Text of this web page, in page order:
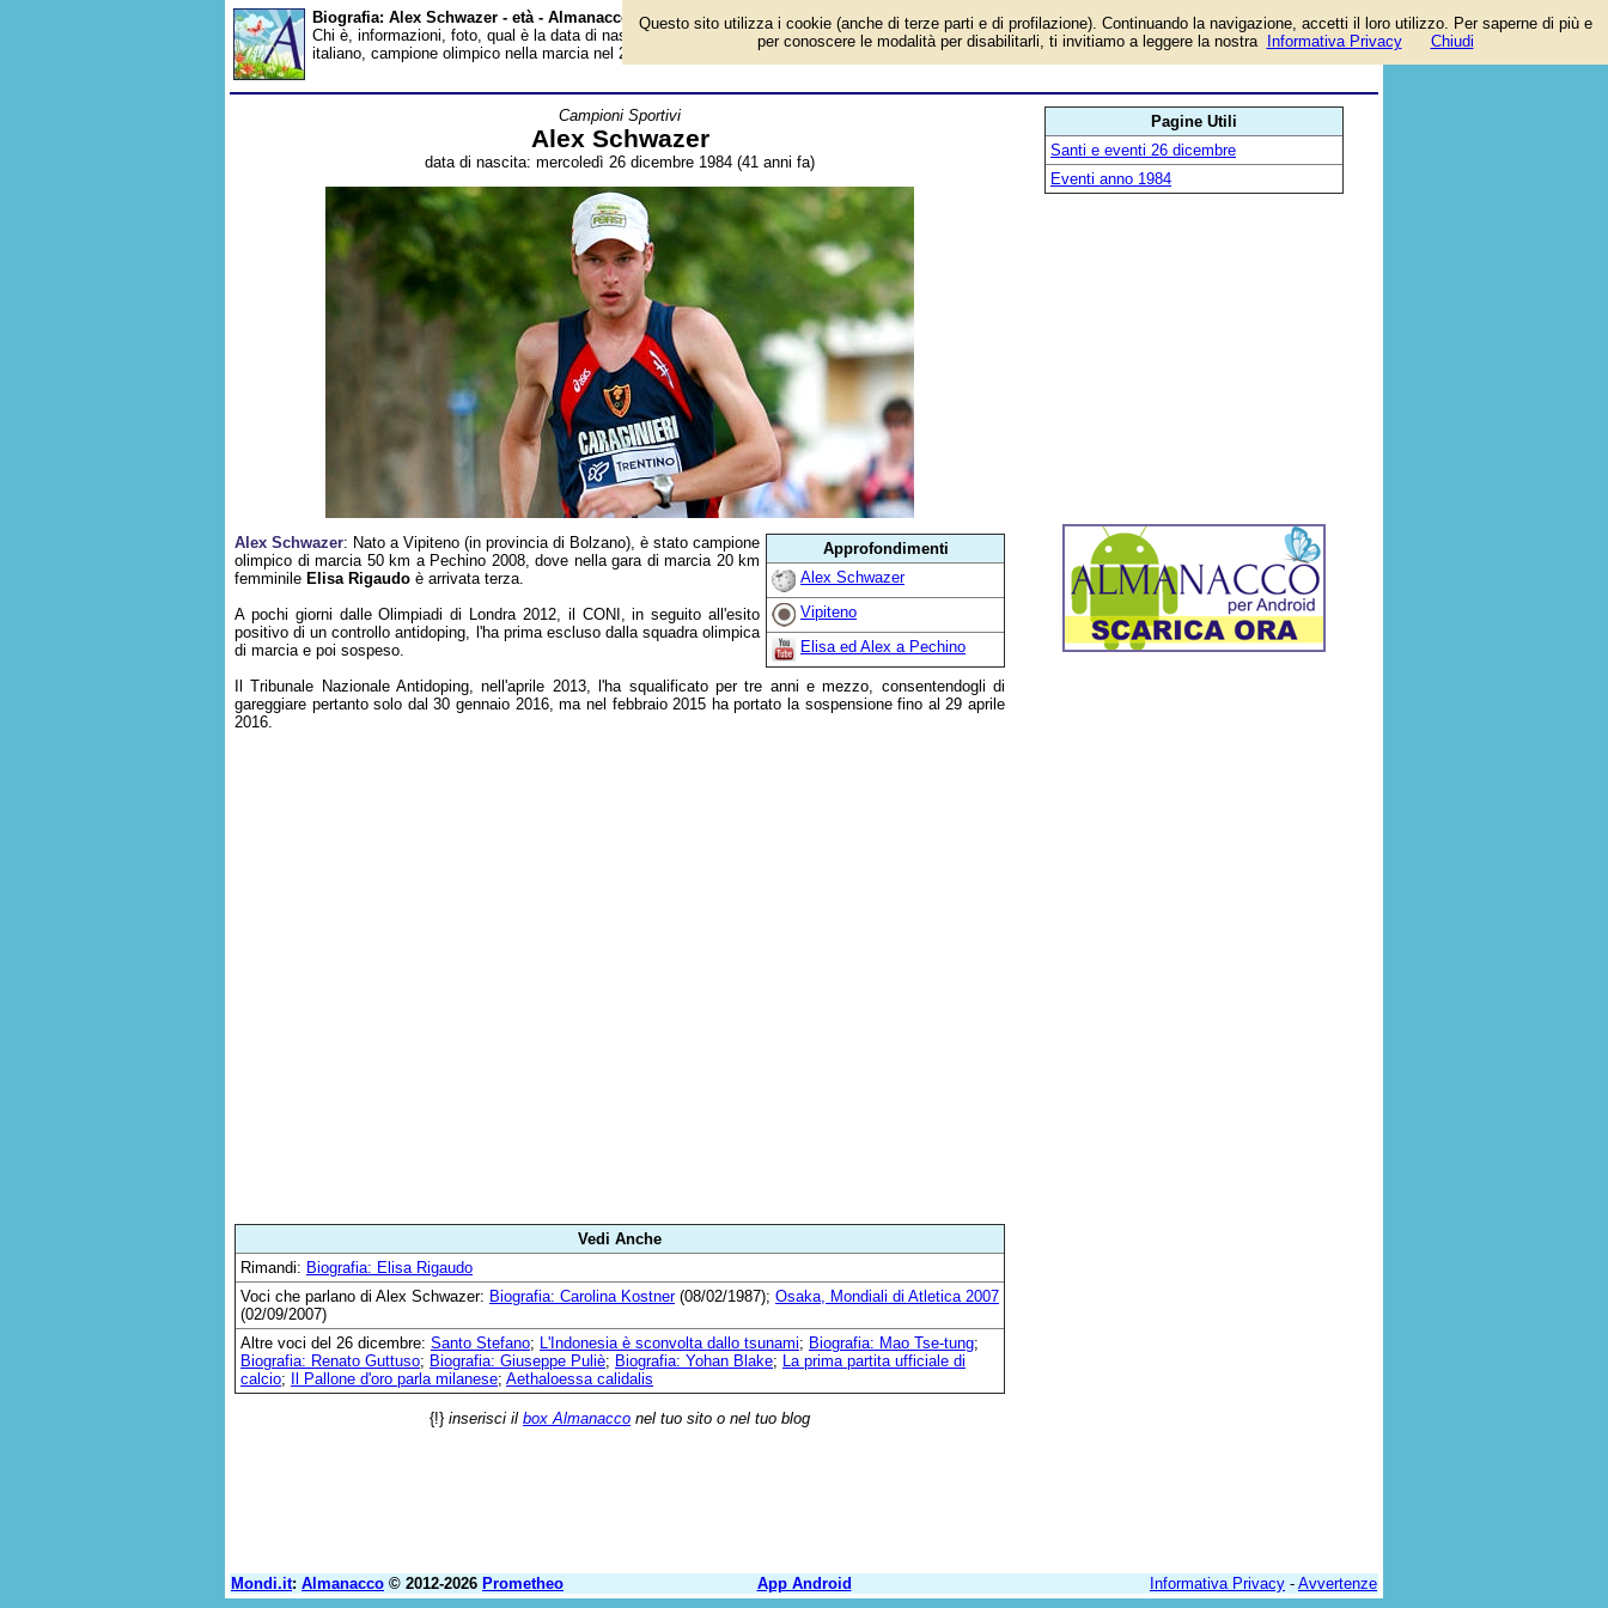
Biografia: Alex Schwazer - età - Almanacco
Chi è, informazioni, foto, qual è la data di nascita, età, dove è nato, cosa ha fatto Alex Schwazer, ex atleta
italiano, campione olimpico nella marcia nel 2008. Breve biografia. Voce dell'Almanacco.
Campioni Sportivi
Alex Schwazer
data di nascita: mercoledì 26 dicembre 1984 (41 anni fa)
Approfondimenti
Alex Schwazer
Vipiteno
Elisa ed Alex a Pechino
Alex Schwazer: Nato a Vipiteno (in provincia di Bolzano), è stato campione
olimpico di marcia 50 km a Pechino 2008, dove nella gara di marcia 20 km
femminile Elisa Rigaudo è arrivata terza.
A pochi giorni dalle Olimpiadi di Londra 2012, il CONI, in seguito all'esito
positivo di un controllo antidoping, l'ha prima escluso dalla squadra olimpica
di marcia e poi sospeso.
Il Tribunale Nazionale Antidoping, nell'aprile 2013, l'ha squalificato per tre anni e mezzo, consentendogli di
gareggiare pertanto solo dal 30 gennaio 2016, ma nel febbraio 2015 ha portato la sospensione fino al 29 aprile
2016.
Vedi Anche
Rimandi: Biografia: Elisa Rigaudo
Voci che parlano di Alex Schwazer: Biografia: Carolina Kostner(08/02/1987); Osaka, Mondiali di Atletica 2007
(02/09/2007)
Altre voci del 26 dicembre: Santo Stefano; L'Indonesia è sconvolta dallo tsunami; Biografia: Mao Tse-tung;
Biografia: Renato Guttuso; Biografia: Giuseppe Puliè; Biografia: Yohan Blake; La prima partita ufficiale di
calcio; Il Pallone d'oro parla milanese; Aethaloessa calidalis
{!} inserisci il box Almanacco nel tuo sito o nel tuo blog
Pagine Utili
Santi e eventi 26 dicembre
Eventi anno 1984
Mondi.it: Almanacco © 2012-2026 Prometheo App Android Informativa Privacy - Avvertenze
Questo sito utilizza i cookie (anche di terze parti e di profilazione). Continuando la navigazione, accetti il loro utilizzo. Per saperne di più e
per conoscere le modalità per disabilitarli, ti invitiamo a leggere la nostra
Informativa Privacy Chiudi